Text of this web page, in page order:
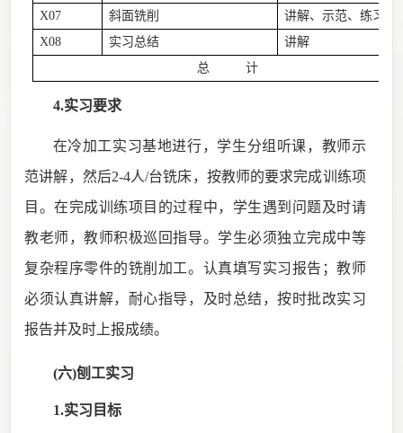
X07 斜面铣削
讲解、示范、练习
X08
实习总结
讲解
总 计
4.实习要求
在冷加工实习基地进行，学生分组听课，教师示
范讲解，然后2-4人/台铣床，按教师的要求完成训练项
目。在完成训练项目的过程中，学生遇到问题及时请
教老师，教师积极巡回指导。学生必须独立完成中等
复杂程序零件的铣削加工。认真填写实习报告；教师
必须认真讲解，耐心指导，及时总结，按时批改实习
报告并及时上报成绩。
(六)刨工实习
1.实习目标